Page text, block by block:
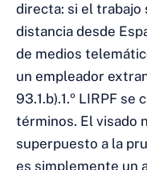
directa: si el trabajo
distancia desde
de medios
un empleador
93.1.b).1.º LIRPF
términos. El visado
superpuesto a la
es simplemente un